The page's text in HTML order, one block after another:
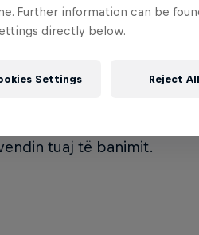
të krijoni një llogari
një email për të verifikuar
të regjistrimit ju
tuaj të banimit.​
Further information can be
directly below.
Settings Reject All